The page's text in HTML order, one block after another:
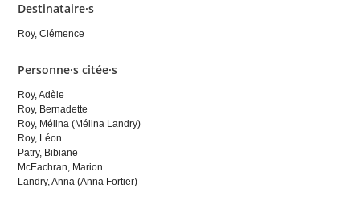
Destinataire·s
Roy, Clémence
Personne·s citée·s
Roy, Adèle
Roy, Bernadette
Roy, Mélina (Mélina Landry)
Roy, Léon
Patry, Bibiane
McEachran, Marion
Landry, Anna (Anna Fortier)